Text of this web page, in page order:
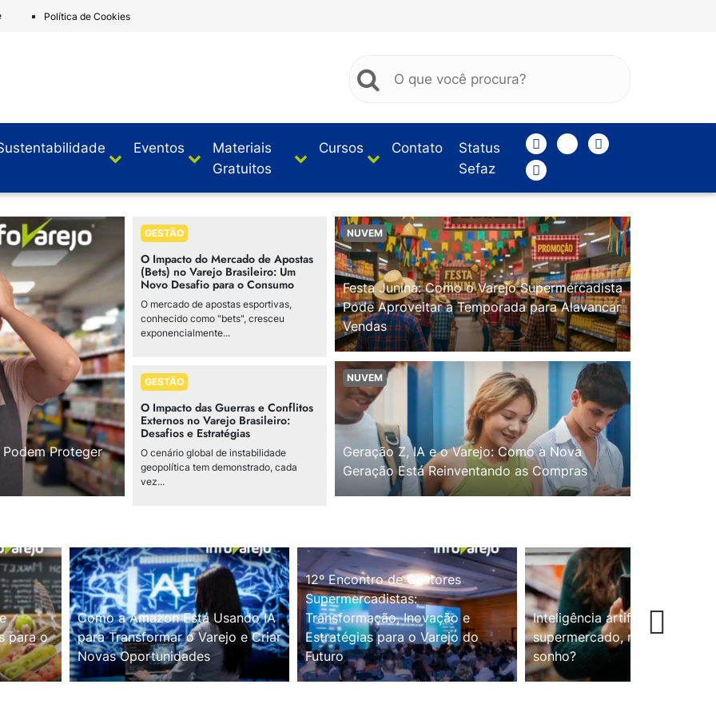
Política de Cookies
Eventos
Materiais
Gratuitos
Cursos Contato
Status
Sefaz
Proteger
GESTÃO
O Impacto do Mercado de Apostas
(Bets) no Varejo Brasileiro: Um
Novo Desafio para o Consumo
O mercado de apostas esportivas,
conhecido como "bets", cresceu
exponencialmente...
GESTÃO
O Impacto das Guerras e Conflitos
Externos no Varejo Brasileiro:
Desafios e Estratégias
O cenário global de instabilidade
geopolítica tem demonstrado, cada
vez...
NUVEM
Festa Junina: Como o Varejo Supermercadista
Pode Aproveitar a Temporada para Alavancar
Vendas
NUVEM
Geração Z, IA e o Varejo: Como a Nova
Geração Está Reinventando as Compras
para o
Como a Amazon Está Usando IA
para Transformar o Varejo e Criar
Novas Oportunidades
12º Encontro de Gestores
Supermercadistas:
Transformação, Inovação e
Estratégias para o Varejo do
Futuro
Inteligência artificial no
supermercado, realidade ou
sonho?